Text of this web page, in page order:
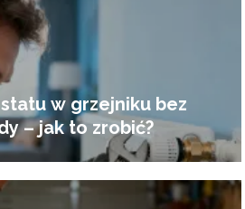
w grzejniku bez
– jak to zrobić?